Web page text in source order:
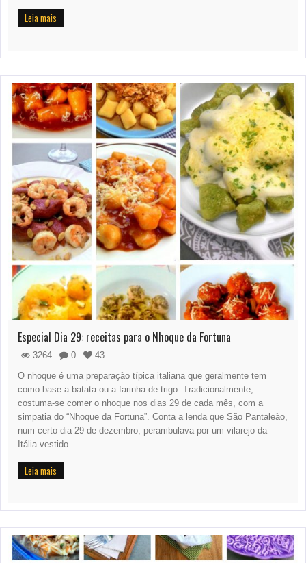
Leia mais
Especial Dia 29: receitas para o Nhoque da Fortuna
3264 0
43
O nhoque é uma preparação típica italiana que geralmente tem
como base a batata ou a farinha de trigo. Tradicionalmente,
costuma-se comer o nhoque nos dias 29 de cada mês, com a
simpatia do “Nhoque da Fortuna”. Conta a lenda que São Pantaleão,
num certo dia 29 de dezembro, perambulava por um vilarejo da
Itália vestido
Leia mais